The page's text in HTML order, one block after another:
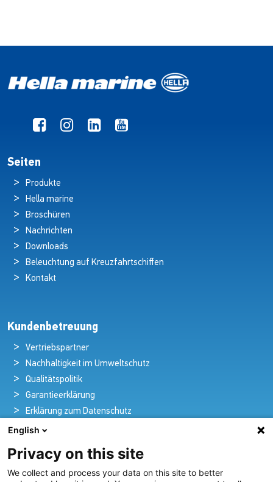
Seiten
Produkte
Hella marine
Broschüren
Nachrichten
Downloads
Beleuchtung auf Kreuzfahrtschiffen
Kontakt
Kundenbetreuung
Vertriebspartner
Nachhaltigkeit im Umweltschutz
Qualitätspolitik
Garantieerklärung
Erklärung zum Datenschutz
Rechtlicher Hinweis
Pioniere in nautischer Brillanz und Innovation
English
Privacy on this site
We collect and process your data on this site to better